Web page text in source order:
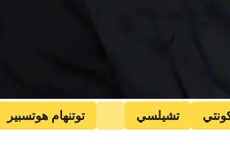
كونتي تشيلسي
توتنهام هوتسبير